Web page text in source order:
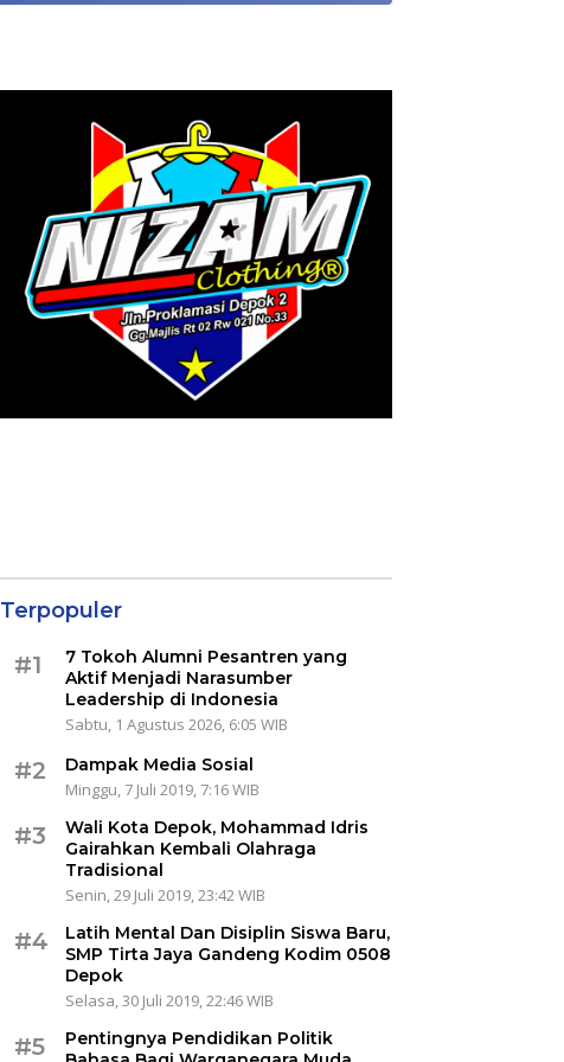
Terpopuler
#1
7 Tokoh Alumni Pesantren yang
Aktif Menjadi Narasumber
Leadership di Indonesia
Sabtu, 1 Agustus 2026, 6:05 WIB
#2
Dampak Media Sosial
Minggu, 7 Juli 2019, 7:16 WIB
#3
Wali Kota Depok, Mohammad Idris
Gairahkan Kembali Olahraga
Tradisional
Senin, 29 Juli 2019, 23:42 WIB
#4
Latih Mental Dan Disiplin Siswa Baru,
SMP Tirta Jaya Gandeng Kodim 0508
Depok
Selasa, 30 Juli 2019, 22:46 WIB
#5
Pentingnya Pendidikan Politik